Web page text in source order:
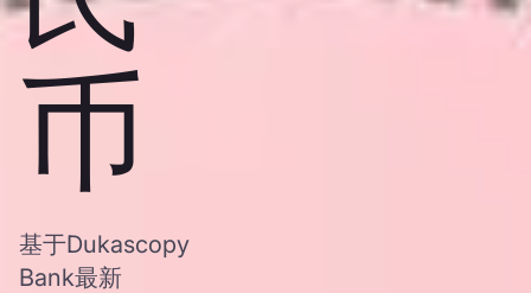
币
基于Dukascopy
Bank最新